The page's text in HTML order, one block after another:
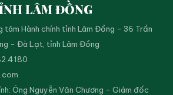
LÂM ĐỒNG
tâm Hành chính tỉnh Lâm Đồng - 36 Trần
- Đà Lạt, tỉnh Lâm Đồng
Ông Nguyễn Văn Chương - Giám đốc